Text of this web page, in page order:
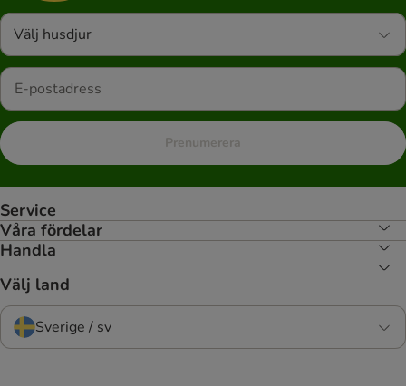
Välj husdjur
Prenumerera
Service
Våra fördelar
Handla
Välj land
Sverige / sv